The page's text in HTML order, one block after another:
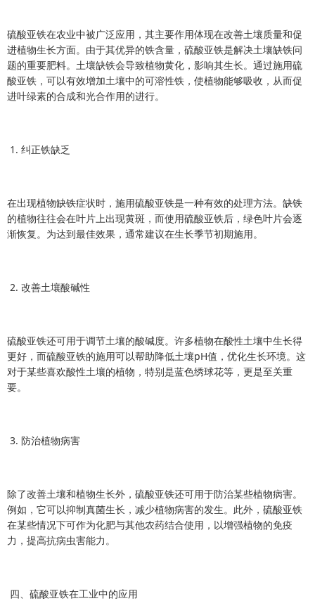
硫酸亚铁在农业中被广泛应用，其主要作用体现在改善土壤质量和促
进植物生长方面。由于其优异的铁含量，硫酸亚铁是解决土壤缺铁问
题的重要肥料。土壤缺铁会导致植物黄化，影响其生长。通过施用硫
酸亚铁，可以有效增加土壤中的可溶性铁，使植物能够吸收，从而促
进叶绿素的合成和光合作用的进行。
1. 纠正铁缺乏
在出现植物缺铁症状时，施用硫酸亚铁是一种有效的处理方法。缺铁
的植物往往会在叶片上出现黄斑，而使用硫酸亚铁后，绿色叶片会逐
渐恢复。为达到最佳效果，通常建议在生长季节初期施用。
2. 改善土壤酸碱性
硫酸亚铁还可用于调节土壤的酸碱度。许多植物在酸性土壤中生长得
更好，而硫酸亚铁的施用可以帮助降低土壤pH值，优化生长环境。这
对于某些喜欢酸性土壤的植物，特别是蓝色绣球花等，更是至关重
要。
3. 防治植物病害
除了改善土壤和植物生长外，硫酸亚铁还可用于防治某些植物病害。
例如，它可以抑制真菌生长，减少植物病害的发生。此外，硫酸亚铁
在某些情况下可作为化肥与其他农药结合使用，以增强植物的免疫
力，提高抗病虫害能力。
四、硫酸亚铁在工业中的应用